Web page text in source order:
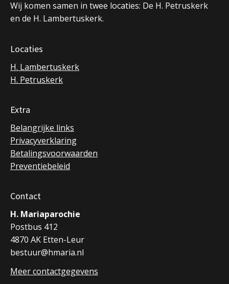
Wij komen samen in twee locaties: De H. Petruskerk
en de H. Lambertuskerk.
Locaties
H. Lambertuskerk
H. Petruskerk
Extra
Belangrijke links
Privacyverklaring
Betalingsvoorwaarden
Preventiebeleid
Contact
H. Mariaparochie
Postbus 412
4870 AK Etten-Leur
bestuur@hmaria.nl
Meer contactgegevens